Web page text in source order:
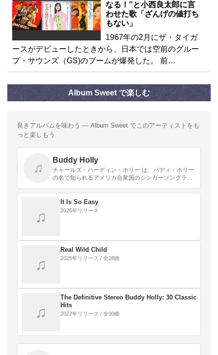
なる！”と小西良太郎に言
わせた歌「ざんげの値打ち
もない」
1967年の2月にザ・タイガ
ースがデビューしたときから、日本では空前のグルー
プ・サウンズ（GS)のブームが爆発した。 前…
Album Sweet で楽しむ
良きアルバムを味わう — Album Sweet でこのアーティストをも
っと楽しもう
♫
Buddy Holly
チャールズ・ハーディン・ホリー は、バディ・ホリー
の名で知られるアメリカ合衆国のシンガーソングライ
率い音楽活動を行っていた。1959年にリッチー…
♫
It Is So Easy
2026年リリース
♫
Real Wild Child
2025年リリース / 全28曲
♫
The Definitive Stereo Buddy Holly: 30 Classic
Hits
2022年リリース / 全30曲